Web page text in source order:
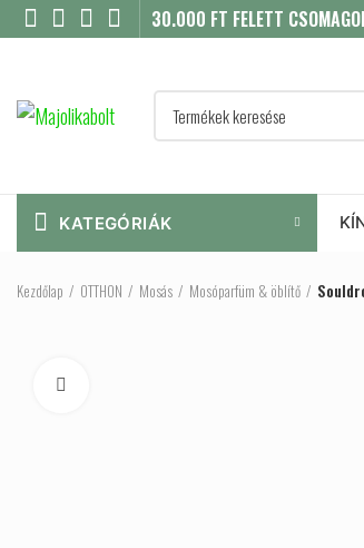
30.000 FT FELETT
KATEGÓRIÁK
Kezdőlap OTTHON Mosás Mosóparfüm & öblítő